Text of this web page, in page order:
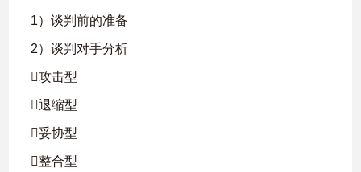
1）谈判前的准备
2）谈判对手分析
攻击型
退缩型
妥协型
整合型